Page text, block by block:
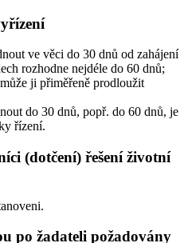
ve věci do 30 dnů od zahájení
rozhodne nejdéle do 60 dnů;
ji přiměřeně prodloužit
do 30 dnů, popř. do 60 dnů, je
řízení.
(dotčení) řešení životní
po žadateli požadovány